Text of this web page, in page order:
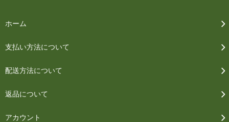
ホーム
支払い方法について
配送方法について
返品について
アカウント